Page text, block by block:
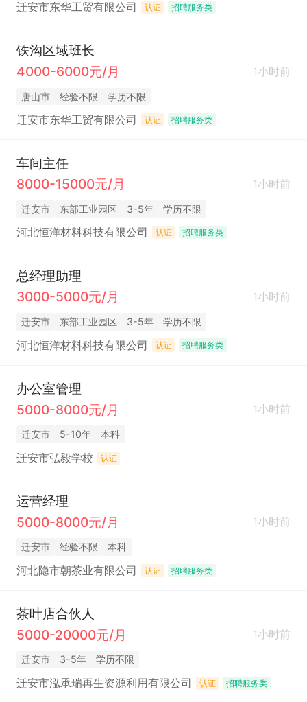
迁安市东华工贸有限公司 认证 招聘服务类
铁沟区域班长
4000-6000元/月
1小时前
唐山市 经验不限 学历不限
迁安市东华工贸有限公司 认证 招聘服务类
车间主任
8000-15000元/月
1小时前
迁安市 东部工业园区 3-5年 学历不限
河北恒洋材料科技有限公司 认证 招聘服务类
总经理助理
3000-5000元/月
1小时前
迁安市 东部工业园区 3-5年 学历不限
河北恒洋材料科技有限公司 认证 招聘服务类
办公室管理
5000-8000元/月
1小时前
迁安市 5-10年 本科
迁安市弘毅学校 认证
运营经理
5000-8000元/月
1小时前
迁安市 经验不限 本科
河北隐市朝茶业有限公司 认证 招聘服务类
茶叶店合伙人
5000-20000元/月
1小时前
迁安市 3-5年 学历不限
迁安市泓承瑞再生资源利用有限公司 认证 招聘服务类